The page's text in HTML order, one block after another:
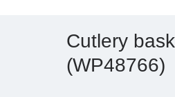
Cutlery
(WP48766)